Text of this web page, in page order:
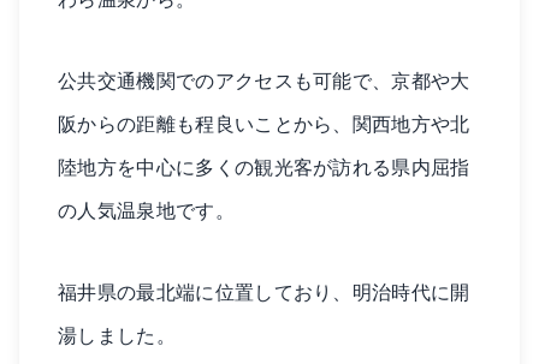
公共交通機関でのアクセスも可能で、京都や大
阪からの距離も程良いことから、関西地方や北
陸地方を中心に多くの観光客が訪れる県内屈指
の人気温泉地です。
福井県の最北端に位置しており、明治時代に開
湯しました。